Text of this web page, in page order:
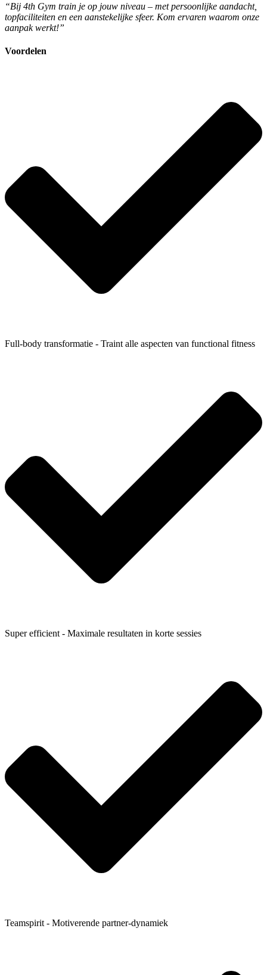
“Bij 4th Gym train je op jouw niveau – met persoonlijke aandacht,
topfaciliteiten en een aanstekelijke sfeer. Kom ervaren waarom onze
aanpak werkt!”
Voordelen
Full-body transformatie - Traint alle aspecten van functional fitness
Super efficient - Maximale resultaten in korte sessies
Teamspirit - Motiverende partner-dynamiek